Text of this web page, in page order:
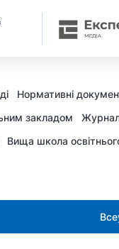
Нормативні
закладом
Вища школа